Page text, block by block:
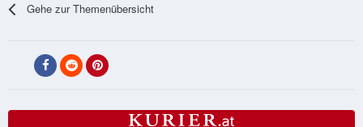
Gehe zur Themenübersicht